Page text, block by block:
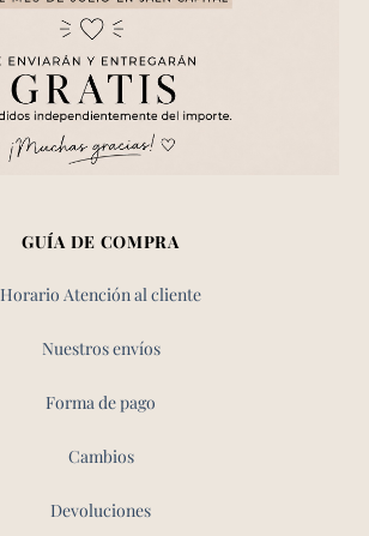
GUÍA DE COMPRA
Horario Atención al cliente
Nuestros envíos
Forma de pago
Cambios
Devoluciones